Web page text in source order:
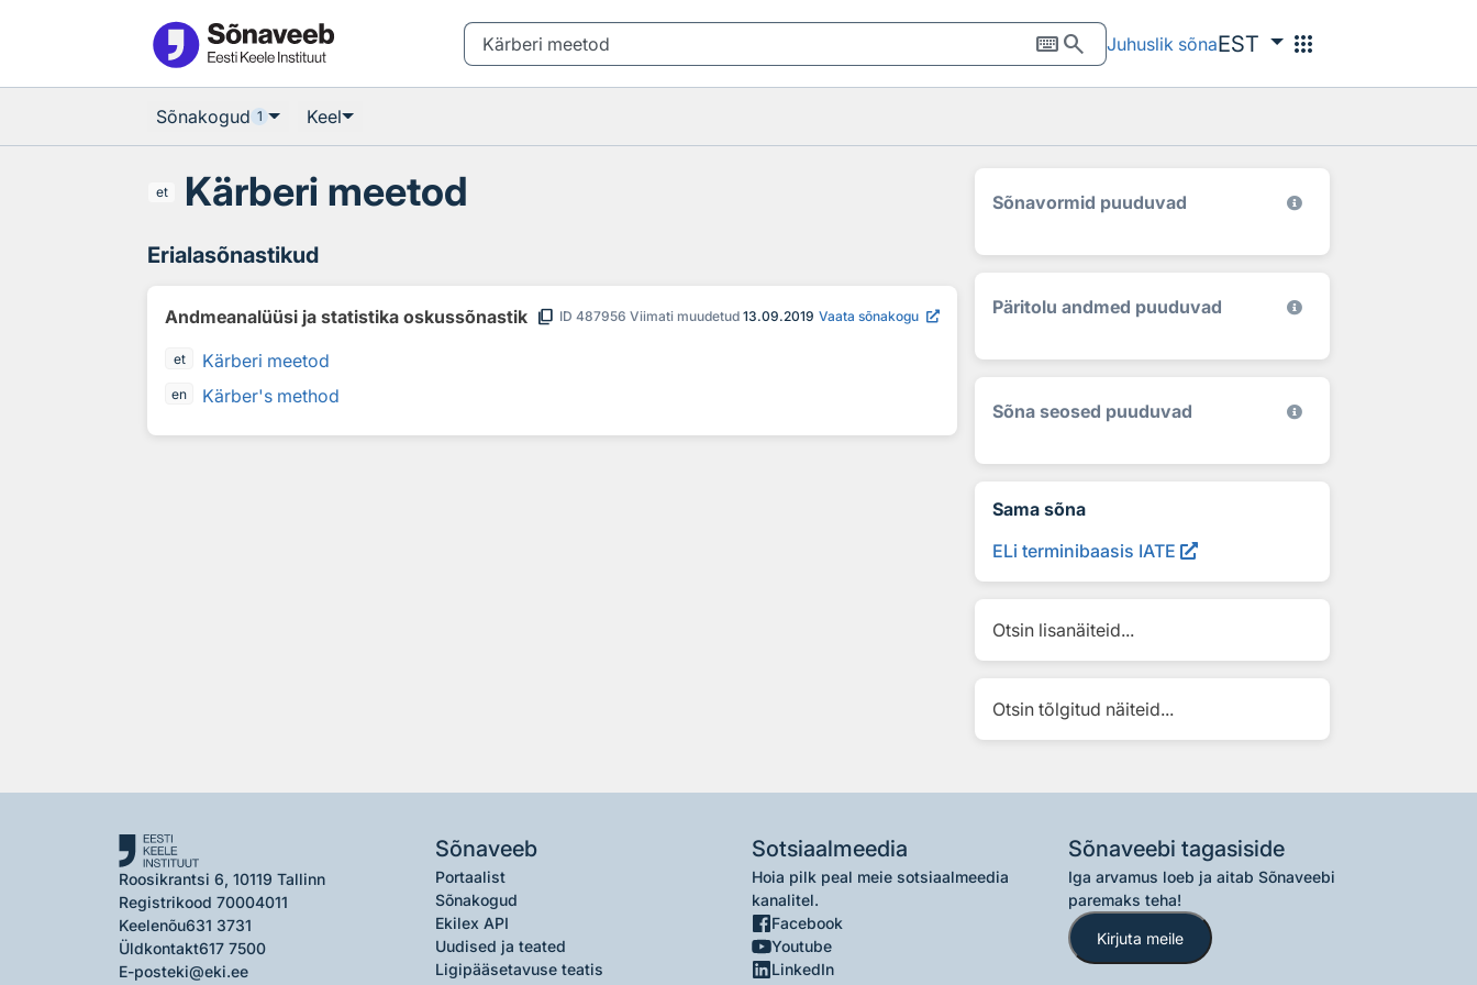
keyboardsearch Juhuslik sõnaEST apps
Sõnakogud 1 Keel
et Kärberi meetod
Erialasõnastikud
Andmeanalüüsi ja statistika oskussõnastik content_copy ID 487956 Viimati muudetud 13.09.2019 Vaata sõnakogu
et Kärberi meetod
en Kärber's method
Sõnavormid puuduvad
Päritolu andmed puuduvad
Sõna seosed puuduvad
Sama sõna
ELi terminibaasis IATE
Otsin lisanäiteid...
Otsin tõlgitud näiteid...
Roosikrantsi 6, 10119 Tallinn
Registrikood 70004011
Keelenõu631 3731
Üldkontakt617 7500
E-posteki@eki.ee
Sõnaveeb
Portaalist
Sõnakogud
Ekilex API
Uudised ja teated
Ligipääsetavuse teatis
Sotsiaalmeedia
Hoia pilk peal meie sotsiaalmeedia
kanalitel.
Facebook
Youtube
LinkedIn
Sõnaveebi tagasiside
Iga arvamus loeb ja aitab Sõnaveebi
paremaks teha!
Kirjuta meile